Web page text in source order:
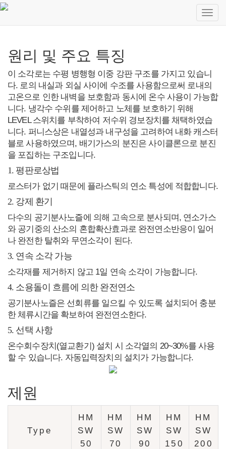
원리 및 주요 특징
이 소각로는 수평 병행형 이중 강판 구조를 가지고 있습니
다. 로의 내실과 외실 사이에 수조를 사용함으로써 로내의
고온으로 인한 내벽을 보호함과 동시에 온수 사용이 가능합
니다. 냉각수 수위를 제어하고 노체를 보호하기 위해
LEVEL 스위치를 부착하여 저수위 경보장치를 채택하였습
니다. 퍼니스상은 내열성과 내구성을 고려하여 내화 캐스터
블로 사용하였으며, 배기가스의 분진은 사이클론으로 분진
을 포집하는 구조입니다.
1. 평판로상법
로스터가 없기 때문에 플라스틱의 연소 특성에 적합합니다.
2. 강제 환기
다수의 공기분사노즐에 의해 고속으로 분사되며, 연소가스
와 공기중의 산소의 혼합확산효과로 완전연소반응이 일어
나 완전한 탈취와 무연소각이 된다.
3. 연속 소각 가능
소각재를 제거하지 않고 1일 연속 소각이 가능합니다.
4. 소용돌이 흐름에 의한 완전연소
공기분사노즐은 선회류를 일으킬 수 있도록 설치되어 충분
한 체류시간을 확보하여 완전연소한다.
5. 선택 사항
온수회수장치(열교환기) 설치 시 소각열의 20~30%를 사용
할 수 있습니다. 자동입력장치의 설치가 가능합니다.
제원
Type
HM
SW
50
HM
SW
70
HM
SW
90
HM
SW
150
HM
SW
200